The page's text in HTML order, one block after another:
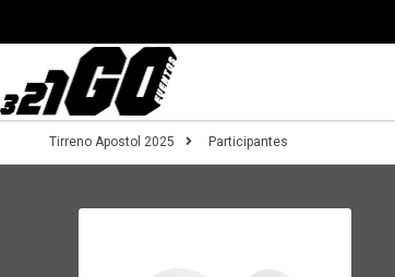
Tirreno Apostol 2025 Participantes